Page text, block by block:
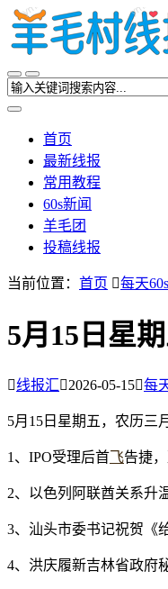
首页
最新线报
常用教程
60s新闻
羊毛团
投稿线报
当前位置： 首页 每天
5月15日星
线报汇2026-05-15每
5月15日星期五，农历三
1、IPO受理后首飞告捷
2、以色列阿联酋关系升
3、汕头市委书记祝贺《
4、洪庆履新吉林省政府